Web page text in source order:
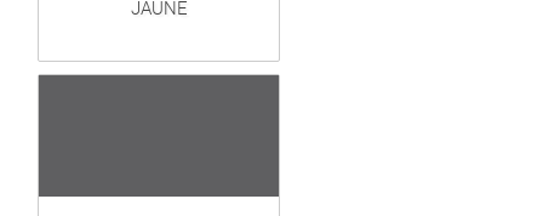
JAUNE